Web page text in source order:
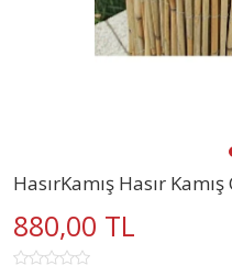
HasırKamış Hasır
880,00 TL